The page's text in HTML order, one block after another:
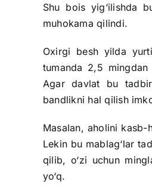
Shu bois yig‘ilishda
muhokama qilindi.
Oxirgi besh yilda
tumanda 2,5
Agar davlat bu
bandlikni hal qilish
Masalan, aholini kasb-
Lekin bu mablag‘lar
qilib, o‘zi uchun
yo‘q.